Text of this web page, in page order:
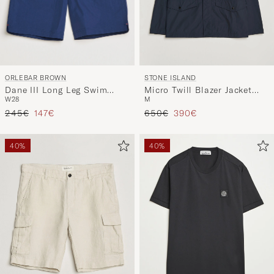
ORLEBAR BROWN
Dane III Long Leg Swim
Shorts Navy
W28
Regulärer Preis
245€ Reduzierter Preis
147€
STONE ISLAND
Micro Twill Blazer Jacket
Navy
M
Regulärer Preis
650€ Reduzierter Preis
390€
40% 40%